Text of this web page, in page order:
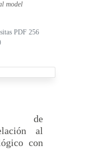
model
PDF 256
de
al
con